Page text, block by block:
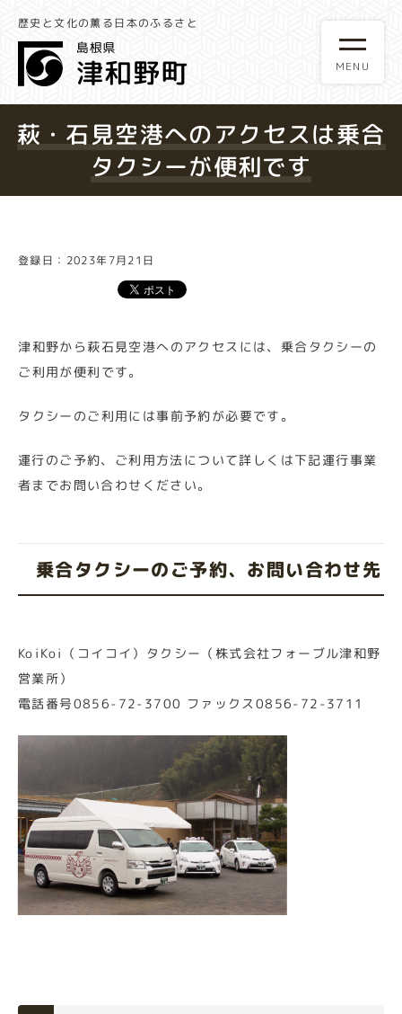
歴史と文化の薫る日本のふるさと
萩・石見空港へのアクセスは乗合
タクシーが便利です
登録日：2023年7月21日
津和野から萩石見空港へのアクセスには、乗合タクシーの
ご利用が便利です。
タクシーのご利用には事前予約が必要です。
運行のご予約、ご利用方法について詳しくは下記運行事業
者までお問い合わせください。
乗合タクシーのご予約、お問い合わせ先
KoiKoi（コイコイ）タクシー（株式会社フォーブル津和野
営業所）
電話番号0856-72-3700 ファックス0856-72-3711